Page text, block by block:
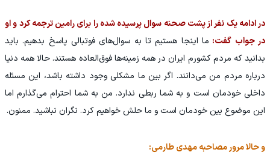
در ادامه یک نفر از پشت صحنه سوال پرسیده شده را برای رامین ترجمه کرد و او
در جواب گفت: ما اینجا هستیم تا به سوال‌های فوتبالی پاسخ بدهیم. باید
بدانید که مردم کشورم ایران در همه زمینه‌ها فوق‌العاده هستند. حالا همه دنیا
درباره مردم من می‌دانند. اگر بین ما مشکلی وجود داشته باشد، این مسئله
داخلی خودمان است و به شما ربطی ندارد. من به شما احترام می‌گذارم اما
این موضوع بین خودمان است و ما حلش خواهیم کرد. نگران نباشید. ممنون.
و حالا مرور مصاحبه مهدی طارمی: